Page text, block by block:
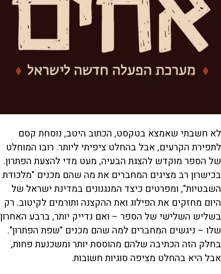
לא חשבתי שאמצא בטקסט, הכתוב היטב, נוסחת קסם
לתפירת הקרעים, אבל בהחלט ציפיתי ליותר. רובו המוחלט
של הספר מוקדש להצגת הבעיה, מעט מדי להצעת הפתרון.
בכישרון רב מציגים המחברים את מה שהם מכנים "מלכודת
השבטיות", ומפרטים כיצד המנגנונים במדינת ישראל של
היום מחזקים את הפילוג ואת ההקצנה ותורמים לקיטוב. רק
בשליש השלישי של הספר – ואם נדייק יותר, ברבע האחרון
שלו – ניגשים המחברים למה שהם מכנים "שפת הפתרון".
בחלק הזה הכתיבה שלהם מהוססת יותר ומשכנעת פחות,
אבל היא בהחלט מציפה סוגיות חשובות.